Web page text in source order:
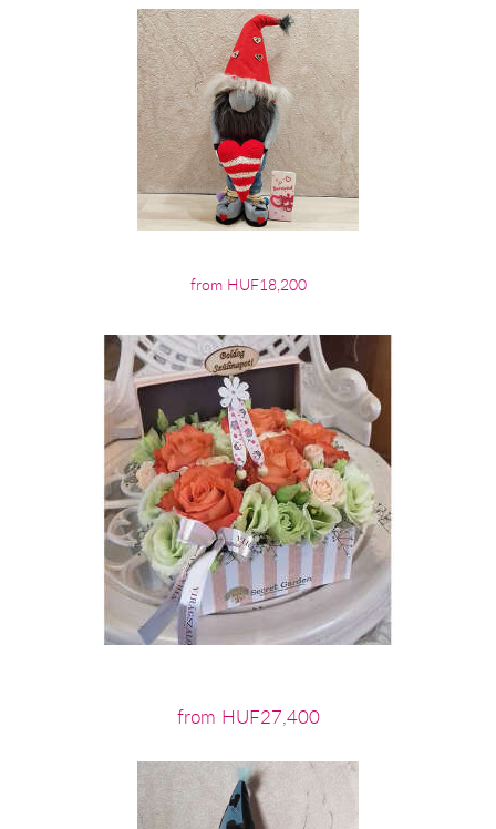
from HUF18,200
from HUF27,400